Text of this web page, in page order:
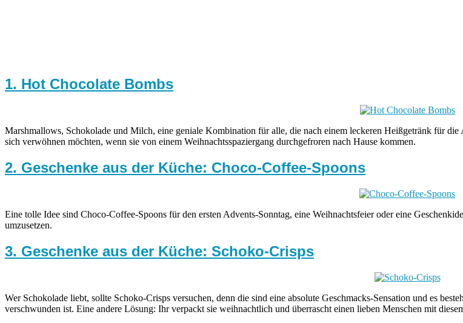
1. Hot Chocolate Bombs
Marshmallows, Schokolade und Milch, eine geniale Kombination für alle, die nach einem leckeren Heißgetränk für
sich verwöhnen möchten, wenn sie von einem Weihnachtsspaziergang durchgefroren nach Hause kommen.
2. Geschenke aus der Küche: Choco-Coffee-Spoons
Eine tolle Idee sind Choco-Coffee-Spoons für den ersten Advents-Sonntag, eine Weihnachtsfeier oder eine
umzusetzen.
3. Geschenke aus der Küche: Schoko-Crisps
Wer Schokolade liebt, sollte Schoko-Crisps versuchen, denn die sind eine absolute Geschmacks-Sensation und es
verschwunden ist. Eine andere Lösung: Ihr verpackt sie weihnachtlich und überrascht einen lieben Menschen mit